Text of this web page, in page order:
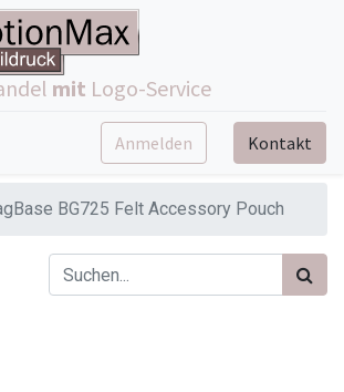
mit Logo-Service
Anmelden Kontakt
BG725 Felt Accessory Pouch